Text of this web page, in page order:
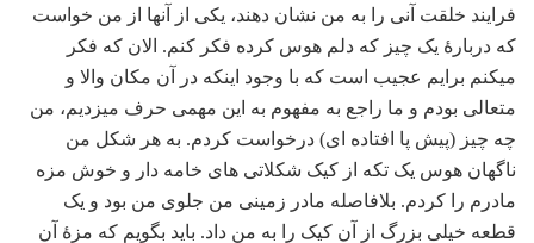
فرایند خلقت آنی را به من نشان دهند، یکی از آن‏ها از من خواست
که دربارۀ یک چیز که دلم هوس کرده فکر کنم. الان که فکر
می‏کنم برایم عجیب است که با وجود این‏که در آن مکان والا و
متعالی بودم و ما راجع به مفهوم به این مهمی حرف می‏زدیم، من
چه چیز (پیش پا افتاده ‏ای) درخواست کردم. به هر شکل من
ناگهان هوس یک تکه از کیک شکلاتی‏ های خامه دار و خوش مزه
مادرم را کردم. بلافاصله مادر زمینی من جلوی من بود و یک
قطعه خیلی بزرگ از آن کیک را به من داد. باید بگویم که مزۀ آن